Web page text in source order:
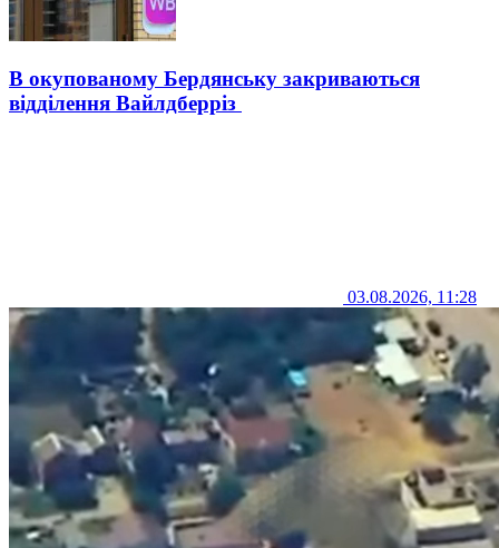
В окупованому Бердянську закриваються
відділення Вайлдберріз
03.08.2026, 11:28